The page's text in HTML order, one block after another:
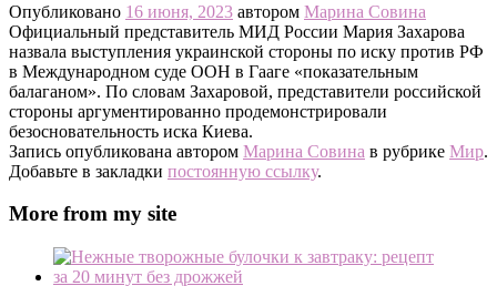
Опубликовано 16 июня, 2023 автором Марина Совина
Официальный представитель МИД России Мария Захарова
назвала выступления украинской стороны по иску против РФ
в Международном суде ООН в Гааге «показательным
балаганом». По словам Захаровой, представители российской
стороны аргументированно продемонстрировали
безосновательность иска Киева.
Запись опубликована автором Марина Совина в рубрике Мир.
Добавьте в закладки постоянную ссылку.
More from my site